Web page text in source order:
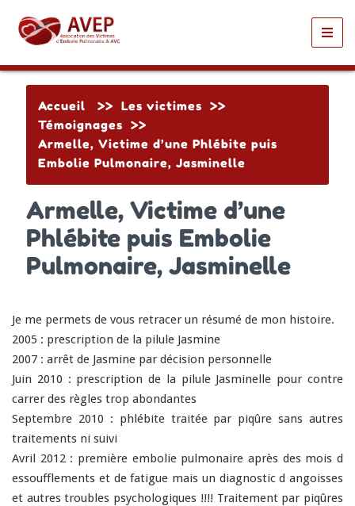
Accueil >> Les victimes >>
Témoignages >>
Armelle, Victime d’une Phlébite puis
Embolie Pulmonaire, Jasminelle
Armelle, Victime d’une
Phlébite puis Embolie
Pulmonaire, Jasminelle
Je me permets de vous retracer un résumé de mon histoire.
2005 : prescription de la pilule Jasmine
2007 : arrêt de Jasmine par décision personnelle
Juin 2010 : prescription de la pilule Jasminelle pour contre
carrer des règles trop abondantes
Septembre 2010 : phlébite traitée par piqûre sans autres
traitements ni suivi
Avril 2012 : première embolie pulmonaire après des mois d
essoufflements et de fatigue mais un diagnostic d angoisses
et autres troubles psychologiques !!!! Traitement par piqûres